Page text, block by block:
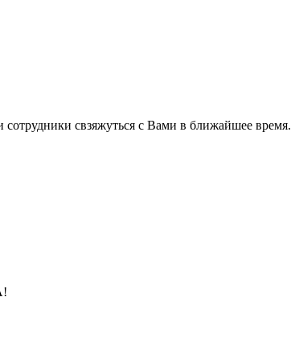
свзяжуться с Вами в ближайшее время.